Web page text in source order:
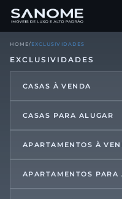
HOME/ EXCLUSIVIDADES
EXCLUSIVIDADES
CASAS À VENDA
CASAS PARA ALUGAR
APARTAMENTOS À
APARTAMENTOS PARA